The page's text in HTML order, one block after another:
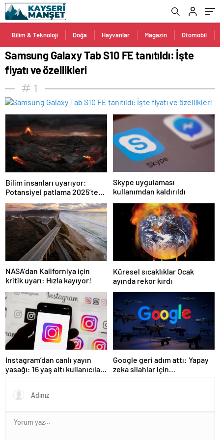
Bilim & Teknoloji Doğa Hayvanlar Magazin Otomobil
Samsung Galaxy Tab S10 FE tanıtıldı: İşte
fiyatı ve özellikleri
1
Bilim insanları uyarıyor:
Potansiyel patlama 2025’te
bekleniyor!
Skype uygulaması
kullanımdan kaldırıldı
NASA’dan Kaliforniya için
kritik uyarı: Hızla kayıyor!
Küresel sıcaklıklar Ocak
ayında rekor kırdı
Instagram’dan canlı yayın
yasağı: 16 yaş altı kullanıcılar
için yeni kurallar açıklandı
Google geri adım attı: Yapay
zeka silahlar için
kullanılabilecek